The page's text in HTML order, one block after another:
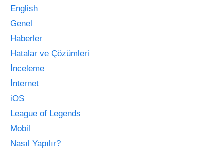
English
Genel
Haberler
Hatalar ve Çözümleri
İnceleme
İnternet
iOS
League of Legends
Mobil
Nasıl Yapılır?